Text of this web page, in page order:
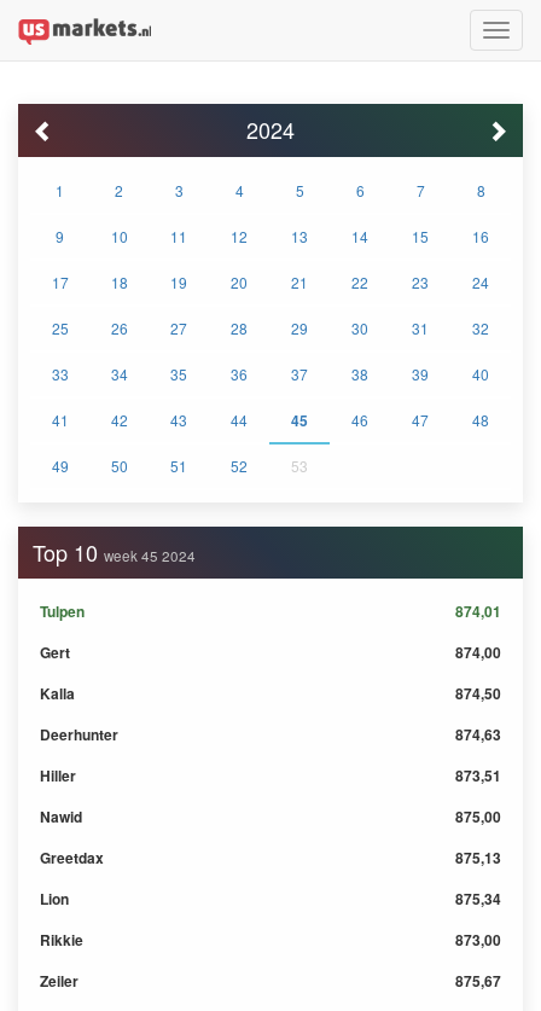
Toggle
2024
1 2 3 4 5 6 7 8
9 10 11 12 13 14 15 16
17 18 19 20 21 22 23 24
25 26 27 28 29 30 31 32
33 34 35 36 37 38 39 40
41 42 43 44 45 46 47 48
49 50 51 52 53
Top 10 week 45 2024
Tulpen
874,01
Gert
874,00
Kalla
874,50
Deerhunter
874,63
Hiller
873,51
Nawid
875,00
Greetdax
875,13
Lion
875,34
Rikkie
873,00
Zeiler
875,67